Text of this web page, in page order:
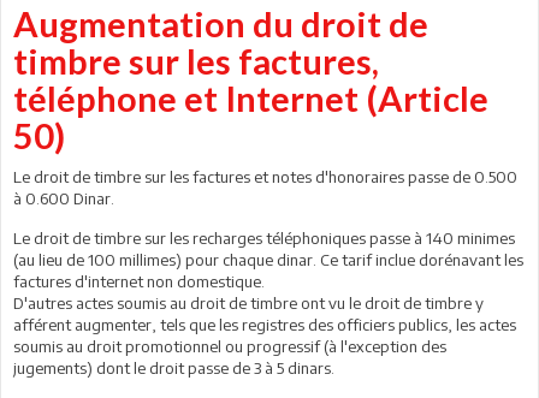
Augmentation du droit de
timbre sur les factures,
téléphone et Internet (Article
50)
Le droit de timbre sur les factures et notes d'honoraires passe de 0.500
à 0.600 Dinar.
Le droit de timbre sur les recharges téléphoniques passe à 140 minimes
(au lieu de 100 millimes) pour chaque dinar. Ce tarif inclue dorénavant les
factures d'internet non domestique.
D'autres actes soumis au droit de timbre ont vu le droit de timbre y
afférent augmenter, tels que les registres des officiers publics, les actes
soumis au droit promotionnel ou progressif (à l'exception des
jugements) dont le droit passe de 3 à 5 dinars.